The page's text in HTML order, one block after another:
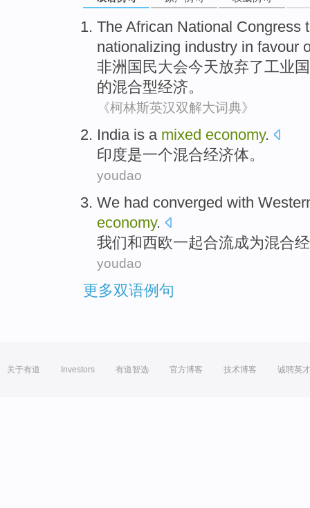
The African National Congress
nationalizing industry in favour
非洲 国民大会今天放弃了工业
的混合型经济。
《柯林斯英汉双解大词典》
India is a mixed economy.
印度是一个混合经济体。
youdao
We had converged with
economy.
我们和西欧一起合流成为混合
youdao
更多双语例句
关于有道 Investors 有道智选 官方博客 技术博客 诚聘英才